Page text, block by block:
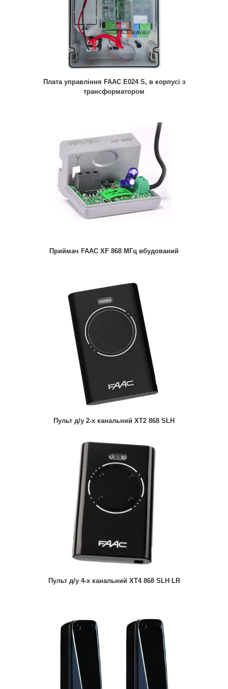
Плата управління FAAC E024 S, в корпусі з
трансформатором
Приймач FAAC XF 868 МГц вбудований
Пульт д/у 2-х канальний XT2 868 SLH
Пульт д/у 4-х канальний XT4 868 SLH LR